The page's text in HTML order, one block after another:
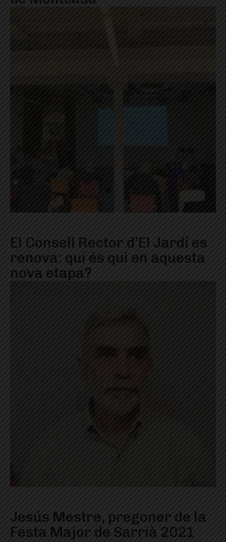
El Consell Rector d’El Jardí es
renova: qui és qui en aquesta
nova etapa?
Jesús Mestre, pregoner de la
Festa Major de Sarrià 2021